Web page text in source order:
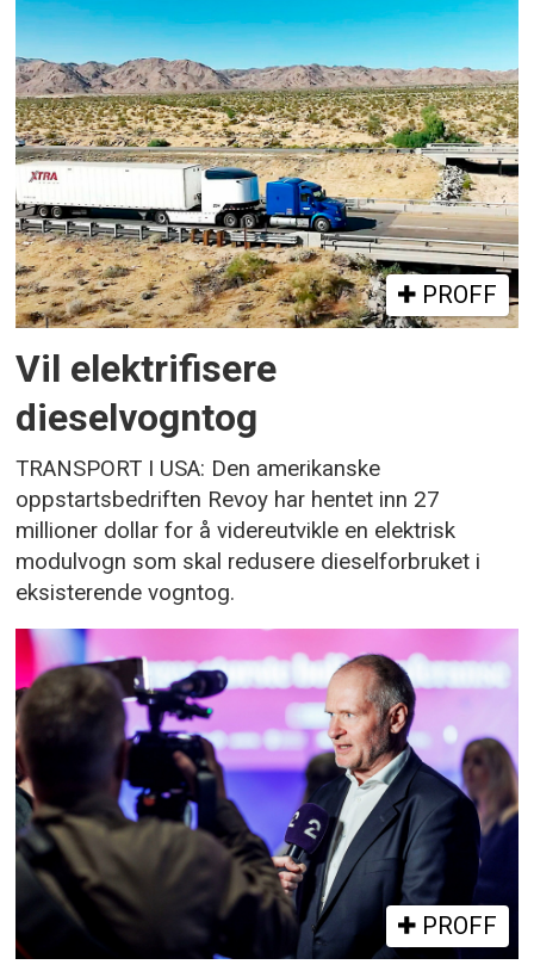
PROFF
Vil elektrifisere
dieselvogntog
TRANSPORT I USA: Den amerikanske
oppstartsbedriften Revoy har hentet inn 27
millioner dollar for å videreutvikle en elektrisk
modulvogn som skal redusere dieselforbruket i
eksisterende vogntog.
PROFF